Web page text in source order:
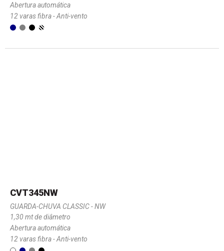
Abertura automática
12 varas fibra - Anti-vento
CVT345NW
GUARDA-CHUVA CLASSIC - NW
1,30 mt de diâmetro
Abertura automática
12 varas fibra - Anti-vento